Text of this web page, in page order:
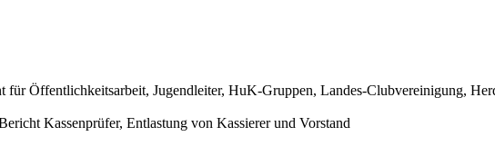
für Öffentlichkeitsarbeit, Jugendleiter, HuK-Gruppen, Landes-Clubvereinigung,
Kassenprüfer, Entlastung von Kassierer und Vorstand